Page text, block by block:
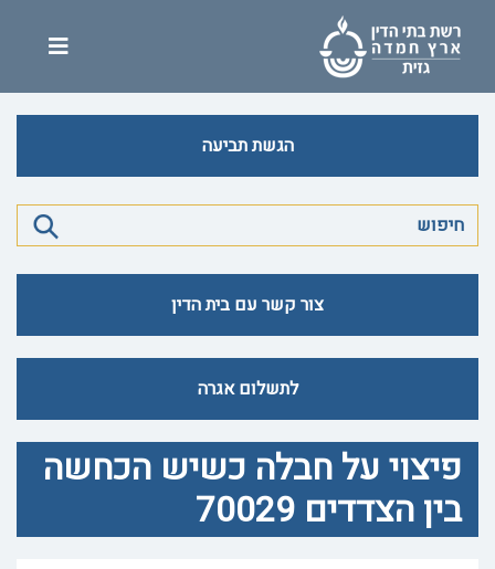
הגשת תביעה
צור קשר עם בית הדין
לתשלום אגרה
פיצוי על חבלה כשיש הכחשה
בין הצדדים 70029